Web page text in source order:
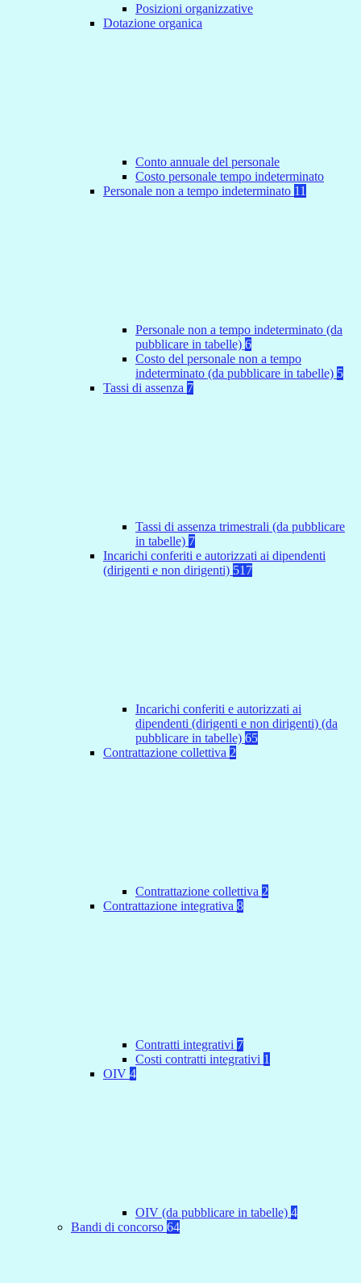
Posizioni organizzative
Dotazione organica
Conto annuale del personale
Costo personale tempo indeterminato
Personale non a tempo indeterminato 11
Personale non a tempo indeterminato (da
pubblicare in tabelle) 6
Costo del personale non a tempo
indeterminato (da pubblicare in tabelle) 5
Tassi di assenza 7
Tassi di assenza trimestrali (da pubblicare
in tabelle) 7
Incarichi conferiti e autorizzati ai dipendenti
(dirigenti e non dirigenti) 517
Incarichi conferiti e autorizzati ai
dipendenti (dirigenti e non dirigenti) (da
pubblicare in tabelle) 65
Contrattazione collettiva 2
Contrattazione collettiva 2
Contrattazione integrativa 8
Contratti integrativi 7
Costi contratti integrativi 1
OIV 4
OIV (da pubblicare in tabelle) 4
Bandi di concorso 64